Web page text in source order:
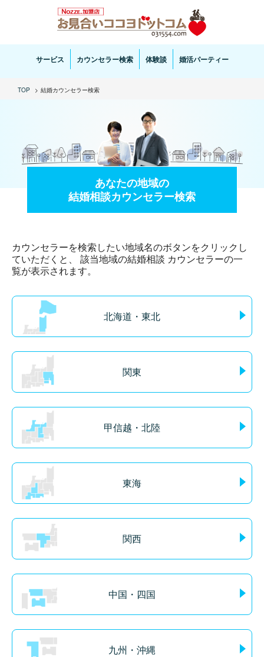
お見合い・結婚相談ならお見合いココヨドットコムへ。専任の結婚カウンセラーがサポートいた
します。
サービス カウンセラー検索 体験談 婚活パーティー
TOP 結婚カウンセラー検索
あなたの地域の
結婚相談カウンセラー検索
カウンセラーを検索したい地域名のボタンをクリックし
ていただくと、 該当地域の結婚相談 カウンセラーの一
覧が表示されます。
北海道・東北
関東
甲信越・北陸
東海
関西
中国・四国
九州・沖縄